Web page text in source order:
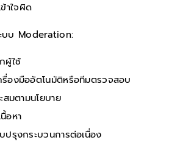
าใจผิด
บบ Moderation:
ผู้ใช้
รื่องมืออัตโนมัติหรือทีมตรวจสอบ
สมตามนโยบาย
อหา
ปรุงกระบวนการต่อเนื่อง